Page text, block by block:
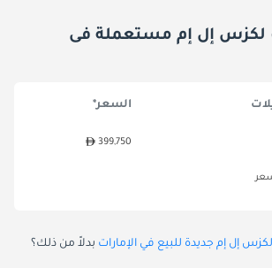
لكزس إل إم مستعملة فى
السعر*
399,750
إل إم جديدة للبيع في الإمارات بدلاً من ذلك؟